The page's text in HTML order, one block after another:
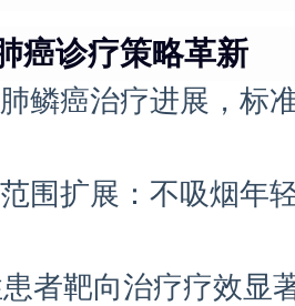
癌诊疗策略革新
鳞癌治疗进展，标
围扩展：不吸烟年
者靶向治疗疗效显